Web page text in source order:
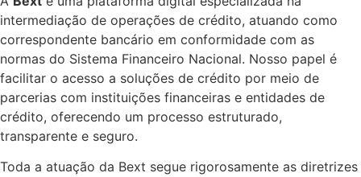
intermediação de operações de crédito, atuando como
correspondente bancário em conformidade com as
normas do Sistema Financeiro Nacional. Nosso papel é
facilitar o acesso a soluções de crédito por meio de
parcerias com instituições financeiras e entidades de
crédito, oferecendo um processo estruturado,
transparente e seguro.
Toda a atuação da Bext segue rigorosamente as diretrizes